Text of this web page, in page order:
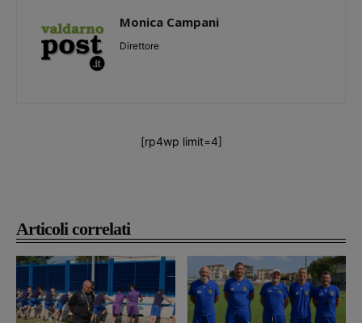
Articoli correlati
Monica Campani
Direttore
[rp4wp limit=4]